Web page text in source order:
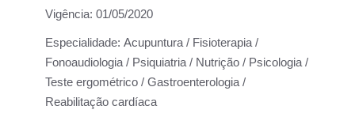
Vigência: 01/05/2020
Especialidade: Acupuntura / Fisioterapia /
Fonoaudiologia / Psiquiatria / Nutrição / Psicologia /
Teste ergométrico / Gastroenterologia /
Reabilitação cardíaca